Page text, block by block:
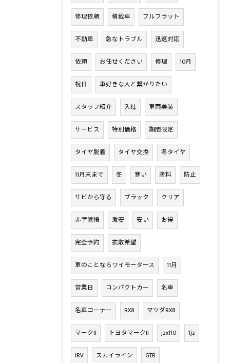
修理依頼 積載車 フルフラット
不動車 急なトラブル 迅速対応
依頼 お任せください 修理 10月
祝日 車好きな人と繋がりたい
スタッフ紹介 入社 車両美装
サービス 特別価格 期間限定
タイヤ脱着 タイヤ交換 冬タイヤ
11月末まで 冬 寒い 塗料 防止
サビから守る ブラック クリア
赤字覚悟 激安 安い お得
完全予約 拡散希望
車のことならワイモータース 11月
営業日 コンパクトカー 名車
名車コーナー RX8 マツダRX8
マークII トヨタマークII jzx110 1jz
IRV スカイライン GTR